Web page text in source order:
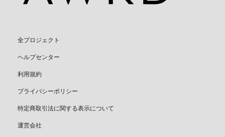
全プロジェクト
ヘルプセンター
利用規約
プライバシーポリシー
特定商取引法に関する表示について
運営会社